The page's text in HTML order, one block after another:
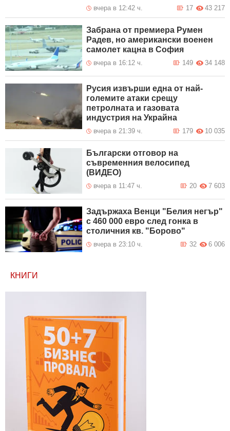
вчера в 12:42 ч. 43 217
17
Забрана от премиера Румен
Радев, но американски военен
самолет кацна в София
вчера в 16:12 ч. 34 148
149
Русия извърши една от най-
големите атаки срещу
петролната и газовата
индустрия на Украйна
вчера в 21:39 ч. 10 035
179
Български отговор на
съвременния велосипед
(ВИДЕО)
вчера в 11:47 ч. 7 603
20
Задържаха Венци "Белия негър"
с 460 000 евро след гонка в
столичния кв. "Борово"
вчера в 23:10 ч. 6 006
32
КНИГИ